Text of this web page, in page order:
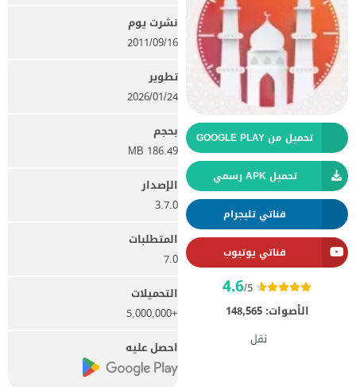
تحميل من GOOGLE PLAY
تحميل APK رسمي
قناتي تليجرام
قناتي يوتيوب
4.6/5
الأصوات:148,565
نقل
نشرت يوم
16‏/09‏/2011
تطوير
24‏/01‏/2026
بحجم
186.49 MB
الإصدار
3.7.0
المتطلبات
7.0
التحميلات
+5,000,000
احصل عليه